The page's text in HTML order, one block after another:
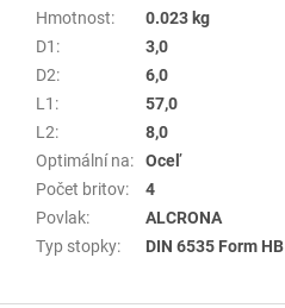
Hmotnost:
0.023 kg
D1 :
3,0
D2:
6,0
L1 :
57,0
L2:
8,0
Optimální na:
Oceľ
Počet britov:
4
Povlak:
ALCRONA
Typ stopky: DIN 6535 Form HB